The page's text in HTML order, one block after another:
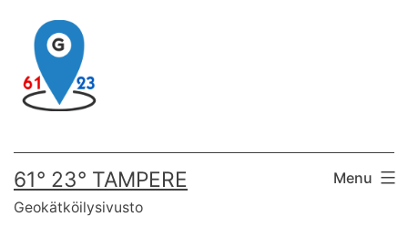
content
61° 23° TAMPERE
Geokätköilysivusto
Menu